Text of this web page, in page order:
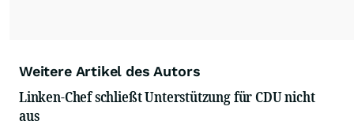
Weitere Artikel des Autors
Linken-Chef schließt Unterstützung für CDU nicht
aus